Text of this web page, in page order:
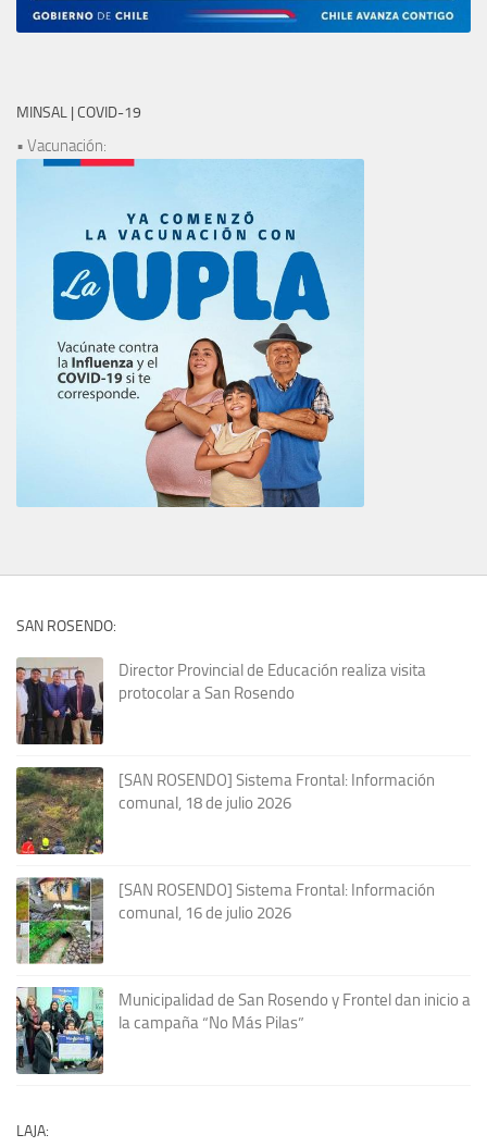
MINSAL | COVID-19
• Vacunación:
SAN ROSENDO:
Director Provincial de Educación realiza visita
protocolar a San Rosendo
[SAN ROSENDO] Sistema Frontal: Información
comunal, 18 de julio 2026
[SAN ROSENDO] Sistema Frontal: Información
comunal, 16 de julio 2026
Municipalidad de San Rosendo y Frontel dan inicio a
la campaña “No Más Pilas”
LAJA: